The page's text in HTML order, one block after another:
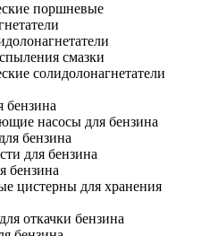
поршневые
смазки
солидолонагнетатели
бензина
насосы для бензина
бензина
для бензина
бензина
цистерны для хранения
откачки бензина